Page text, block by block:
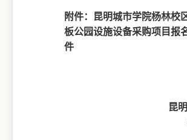
附件：昆明城市学院杨林校
板公园设施设备采购项目报
件
昆明城